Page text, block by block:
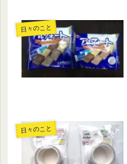
日々のこと
日々のこと